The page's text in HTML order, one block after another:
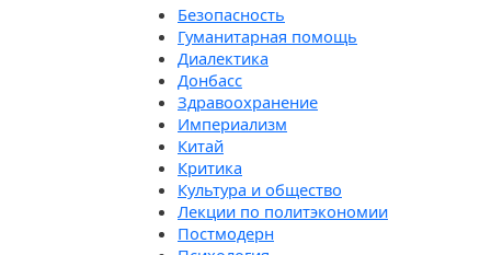
Безопасность
Гуманитарная помощь
Диалектика
Донбасс
Здравоохранение
Империализм
Китай
Критика
Культура и общество
Лекции по политэкономии
Постмодерн